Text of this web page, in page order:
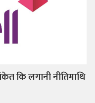
कि लगानी नीतिमाथि